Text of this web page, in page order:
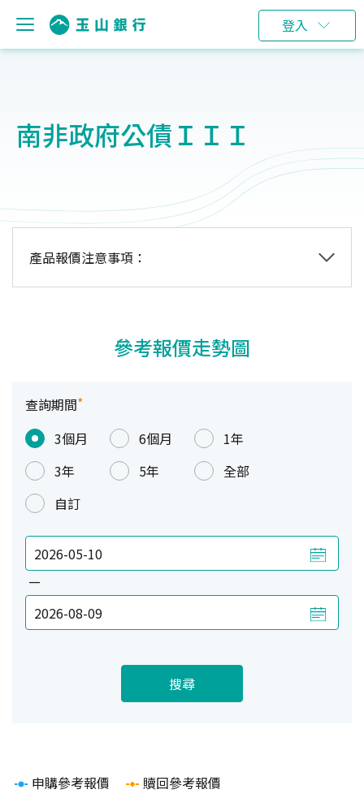
登入
南非政府公債ＩＩＩ
產品報價注意事項：
參考報價走勢圖
查詢期間*
3個月
6個月
1年
3年
5年
全部
自訂
—
搜尋
Line chart with 2 lines.
申購參考報價 贖回參考報價